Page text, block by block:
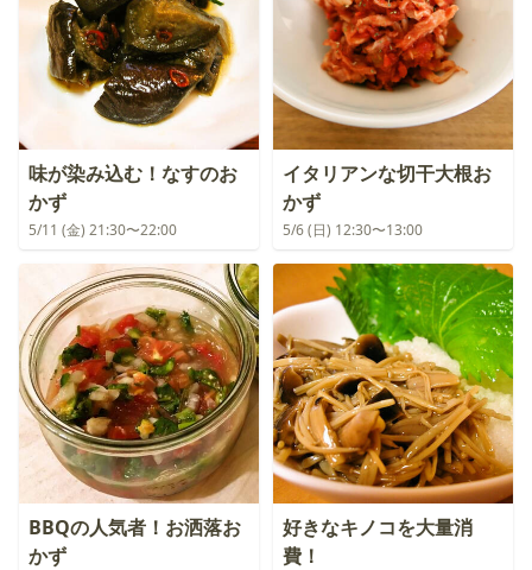
味が染み込む！なすのお
かず
5/11 (金) 21:30〜22:00
イタリアンな切干大根お
かず
5/6 (日) 12:30〜13:00
BBQの人気者！お洒落お
かず
好きなキノコを大量消
費！